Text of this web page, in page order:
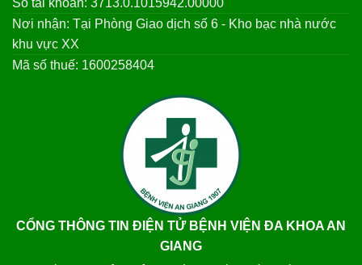
Nơi nhận: Tại Phòng Giao dịch số 6 - Kho bạc nhà nước
khu vực XX
Mã số thuế: 1600258404
CỔNG THÔNG TIN ĐIỆN TỬ BỆNH VIỆN ĐA KHOA AN
GIANG